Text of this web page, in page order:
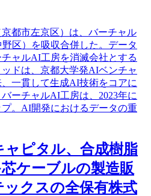
都市左京区）は、バーチャル
区）を吸収合併した。データ
ャルAI工房を消滅会社とする
ドは、京都大学発AIベンチャ
一貫して生成AI技術をコアに
ーチャルAI工房は、2023年に
。AI開発におけるデータの重
ピタル、合成樹脂
ケーブルの製造販
クスの全保有株式